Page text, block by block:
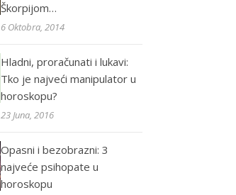
Škorpijom…
6 Oktobra, 2014
Hladni, proračunati i lukavi:
Tko je najveći manipulator u
horoskopu?
23 Juna, 2016
Opasni i bezobrazni: 3
najveće psihopate u
horoskopu